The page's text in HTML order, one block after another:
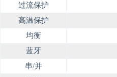
过流保护
高温保护
均衡
蓝牙
串/并